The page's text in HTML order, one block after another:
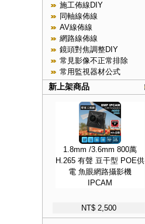
施工佈線DIY
同軸線佈線
AV線佈線
網路線佈線
鏡頭對焦調整DIY
常見影像不正常排除
常用監視器材公式
新上架商品
1.8mm /3.6mm 800萬
H.265 有聲 豆干型 POE供
電 魚眼網路攝影機
IPCAM
NT$ 2,500